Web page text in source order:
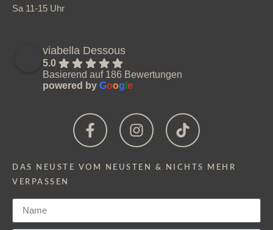
Sa 11-15 Uhr
viabella Dessous
5.0
Basierend auf 186 Bewertungen
powered by Goog e
DAS NEUSTE VOM NEUSTEN & NICHTS MEHR
VERPASSEN